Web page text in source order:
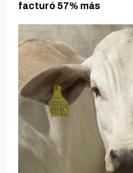
facturó 57% más